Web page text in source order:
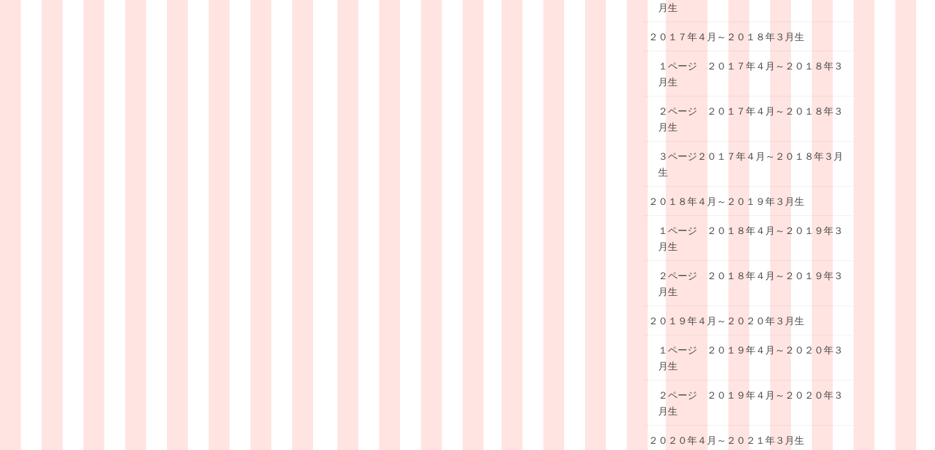
月生
２０１７年４月～２０１８年３月生
１ページ ２０１７年４月～２０１８年３
月生
２ページ ２０１７年４月～２０１８年３
月生
３ページ２０１７年４月～２０１８年３月
生
２０１８年４月～２０１９年３月生
１ページ ２０１８年４月～２０１９年３
月生
２ページ ２０１８年４月～２０１９年３
月生
２０１９年４月～２０２０年３月生
１ページ ２０１９年４月～２０２０年３
月生
２ページ ２０１９年４月～２０２０年３
月生
２０２０年４月～２０２１年３月生